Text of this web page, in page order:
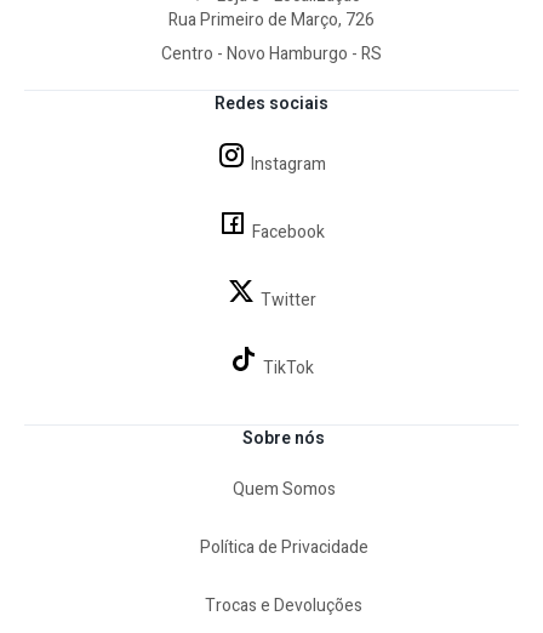
Importado
Informações Importantes
uso recreativo
condições climáticas moderadas
Barraca Luna Mor – 7 Pessoas
interno, proteção solar eficiente e excelente ventilação
praticidade em aventuras ao ar livre.
Sobre nós
Quem Somos
Política de Privacidade
Trocas e Devoluções
Redes sociais
Instagram
Facebook
Twitter
TikTok
Rua Primeiro de Março, 726
Centro - Novo Hamburgo - RS